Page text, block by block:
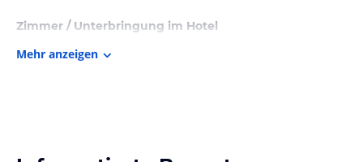
Zimmer / Unterbringung im Hotel
Alle Zimmer verfügen über Bad mit Dusche, teilweise Wanne und
und frischen Brötchen, Butter, Marmelade, einer Auswahl an Wurst,
Mehr anzeigen